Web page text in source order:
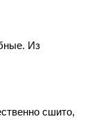
Из
сшито,